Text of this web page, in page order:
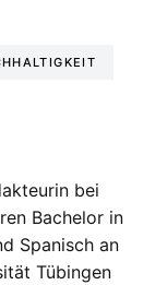
bei
Bachelor in
Spanisch an
Tübingen